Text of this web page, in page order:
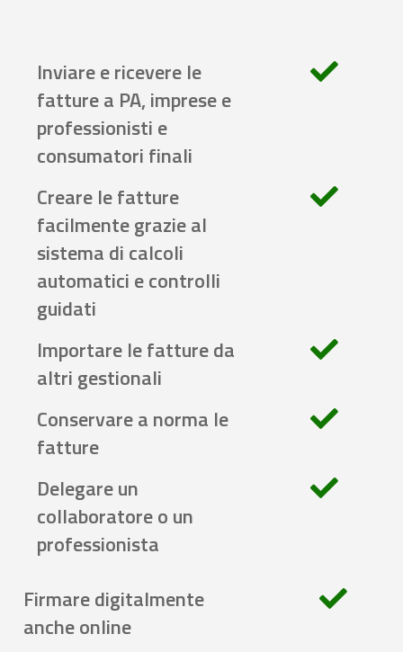
Inviare e ricevere le
fatture a PA, imprese e
professionisti e
consumatori finali
Creare le fatture
facilmente grazie al
sistema di calcoli
automatici e controlli
guidati
Importare le fatture da
altri gestionali
Conservare a norma le
fatture
Delegare un
collaboratore o un
professionista
Firmare digitalmente
anche online